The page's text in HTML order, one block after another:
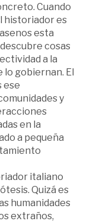
Cuando
historiador es
esta
cosas
a la
lo gobiernan. El
ese
y
en la
a pequeña
italiano
Quizá es
humanidades
extraños,